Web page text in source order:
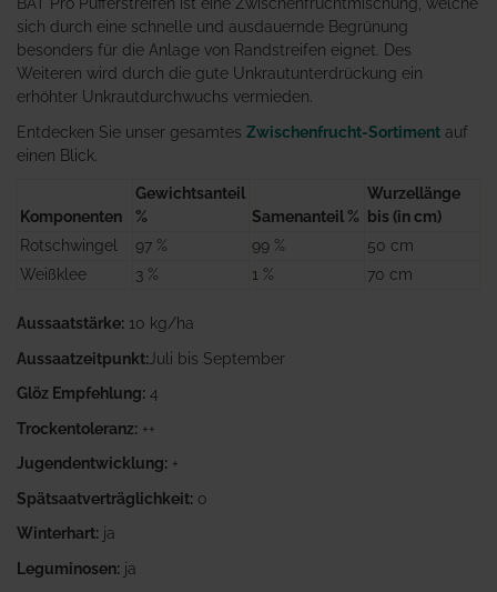
BAT Pro Pufferstreifen ist eine Zwischenfruchtmischung, welche
sich durch eine schnelle und ausdauernde Begrünung
besonders für die Anlage von Randstreifen eignet. Des
Weiteren wird durch die gute Unkrautunterdrückung ein
erhöhter Unkrautdurchwuchs vermieden.
Entdecken Sie unser gesamtes Zwischenfrucht-Sortiment auf
einen Blick.
Komponenten
Gewichtsanteil
%
Samenanteil %
Wurzellänge
bis (in cm)
Rotschwingel
97 % 99 %
50 cm
Weißklee
3 % 1 % 70 cm
Aussaatstärke: 10 kg/ha
Aussaatzeitpunkt: Juli bis September
Glöz Empfehlung: 4
Trockentoleranz: ++
Jugendentwicklung: +
Spätsaatverträglichkeit: o
Winterhart: ja
Leguminosen: ja